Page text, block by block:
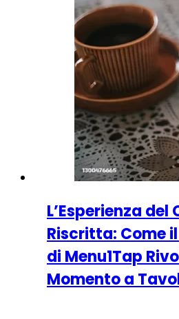
L’Esperienza del
Riscritta: Come
di Menu1Tap
Momento a